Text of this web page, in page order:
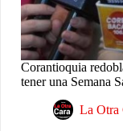
Corantioquia
tener una Semana
La Otra